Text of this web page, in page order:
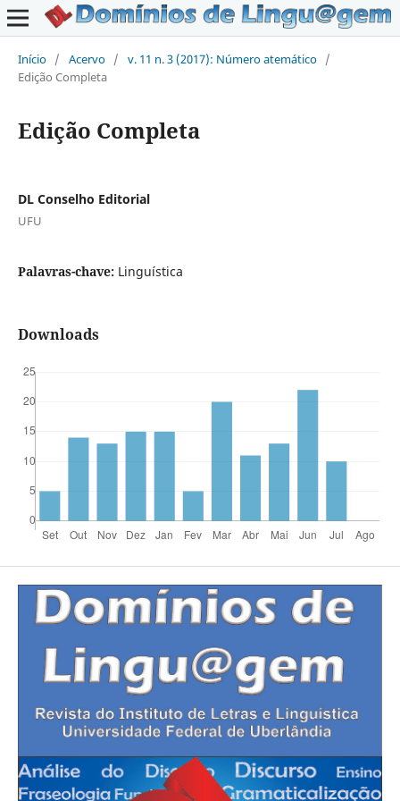
Início / Acervo / v. 11 n. 3 (2017): Número atemático /
Edição Completa
Edição Completa
DL Conselho Editorial
UFU
Palavras-chave: Linguística
Downloads